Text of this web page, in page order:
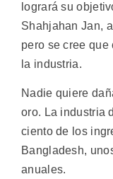
logrará su
Shahjahan Jan,
pero se cree
la industria.
Nadie quiere
oro. La industria
ciento de los
Bangladesh,
anuales.